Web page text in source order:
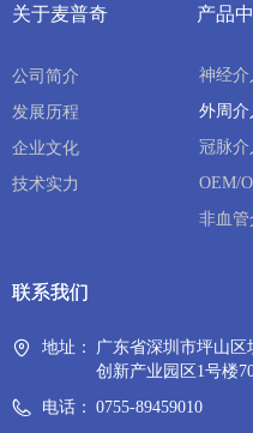
关于麦普奇
公司简介
发展历程
企业文化
技术实力
产品
神经介
外周介
冠脉介
OEM/
非血管
地址：
广东省深圳市坪山
创新产业园区1号楼
电话： 0755-89459010
联系我们
联系我们